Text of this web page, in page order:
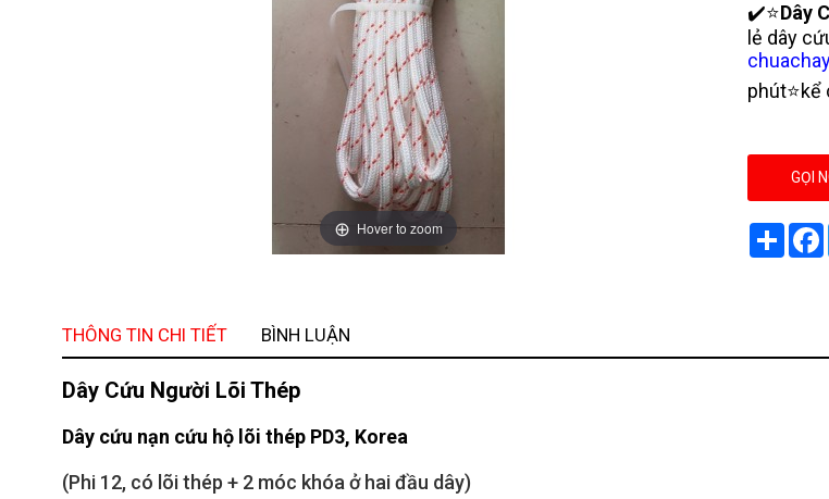
Hover to zoom
✔️⭐Dây
lẻ dây
GỌI
Share
THÔNG TIN CHI TIẾT BÌNH LUẬN
Dây Cứu Người Lõi Thép
Dây cứu nạn cứu hộ lõi thép PD3, Korea
(Phi 12, có lõi thép + 2 móc khóa ở hai đầu dây)